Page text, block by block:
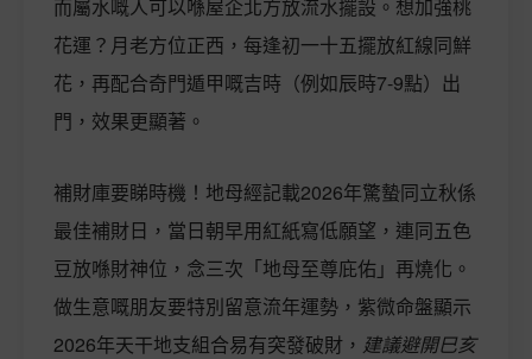
而屬水嘅人可以喺屋企北方放流水擺設。想加強桃
花運？月老方位正西，每逢初一十五擺放紅線同鮮
花，再配合奇門遁甲嘅吉時（例如辰時7-9點）出
門，效果更顯著。
補財庫要睇時機！地母經記載2026年驚蟄同立秋係
最佳補財日，當日朝早用紅紙寫低願望，連同五色
豆放喺財神位，念三次「地母至尊庇佑」再燒化。
做生意嘅朋友要特別留意流年運勢，紫微命盤顯示
2026年天干地支組合易有突發破財， 建議避開巳亥